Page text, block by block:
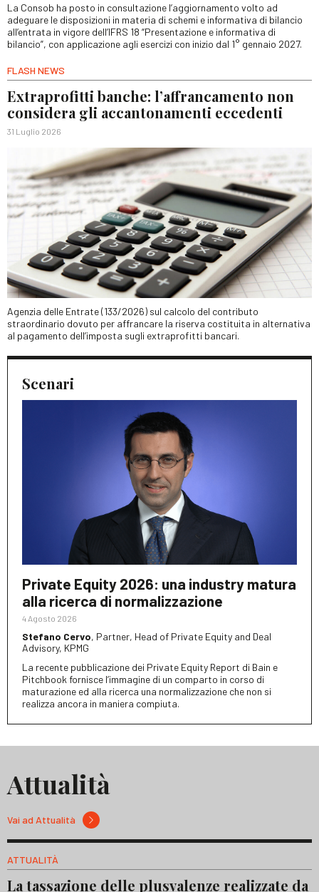
La Consob ha posto in consultazione l’aggiornamento volto ad
adeguare le disposizioni in materia di schemi e informativa di bilancio
all’entrata in vigore dell’IFRS 18 “Presentazione e informativa di
bilancio”, con applicazione agli esercizi con inizio dal 1° gennaio 2027.
FLASH NEWS
Extraprofitti banche: l’affrancamento non
considera gli accantonamenti eccedenti
31 Luglio 2026
Agenzia delle Entrate (133/2026) sul calcolo del contributo
straordinario dovuto per affrancare la riserva costituita in alternativa
al pagamento dell’imposta sugli extraprofitti bancari.
Scenari
Private Equity 2026: una industry matura
alla ricerca di normalizzazione
4 Agosto 2026
Stefano Cervo, Partner, Head of Private Equity and Deal
Advisory, KPMG
La recente pubblicazione dei Private Equity Report di Bain e
Pitchbook fornisce l’immagine di un comparto in corso di
maturazione ed alla ricerca una normalizzazione che non si
realizza ancora in maniera compiuta.
Attualità
Vai ad Attualità
ATTUALITÀ
La tassazione delle plusvalenze realizzate da